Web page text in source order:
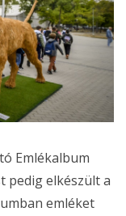
Emlékalbum
pedig elkészült a
emléket